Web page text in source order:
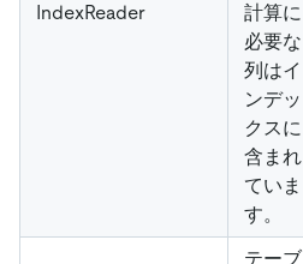
IndexReader
計算に
必要な
列はイ
ンデッ
クスに
含まれ
ていま
す。
テーブ